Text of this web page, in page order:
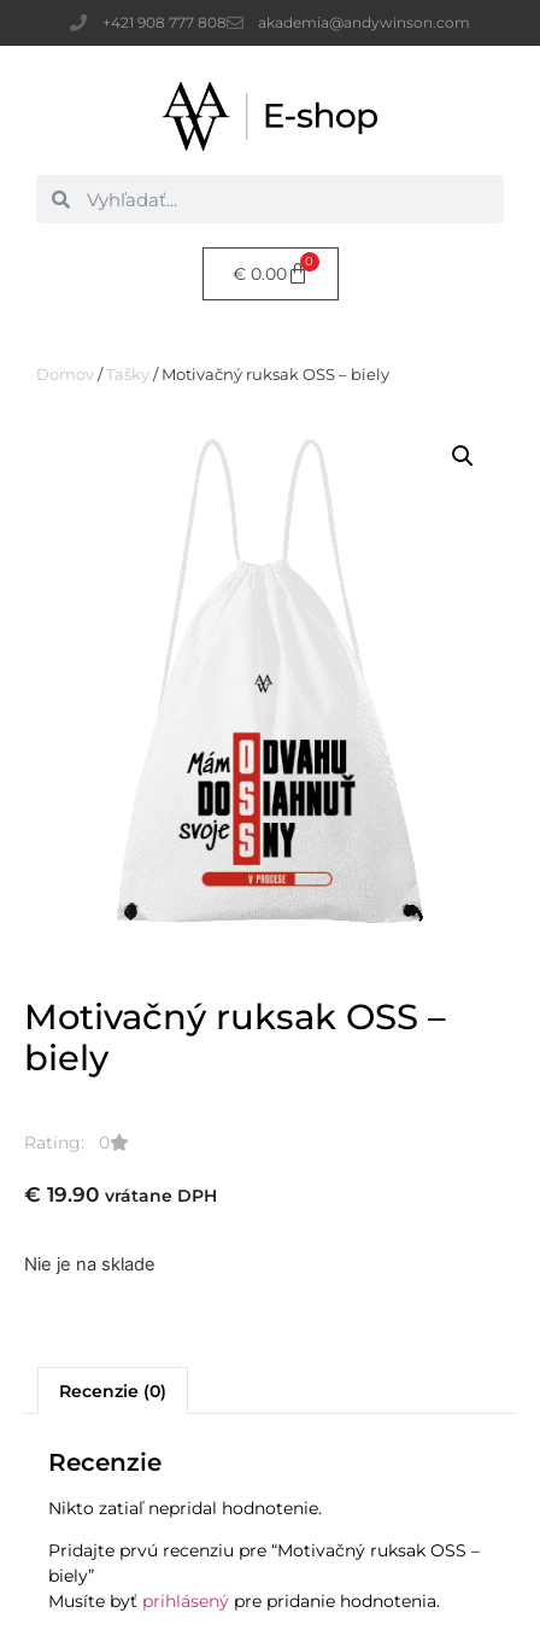
+421 908 777 808 akademia@andywinson.com
€0.00
0
Domov/Tašky/ Motivačný ruksak OSS – biely
Motivačný ruksak OSS –
biely
Rating: 0
€ 19.90 vrátane DPH
Nie je na sklade
Recenzie (0)
Recenzie
Nikto zatiaľ nepridal hodnotenie.
Pridajte prvú recenziu pre “Motivačný ruksak OSS –
biely”
Musíte byť prihlásený pre pridanie hodnotenia.